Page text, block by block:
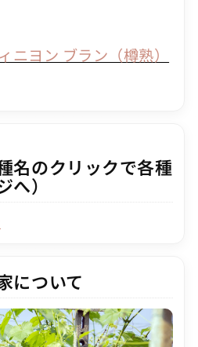
ニヨン ブラン（樽熟）
名のクリックで各種
）
について